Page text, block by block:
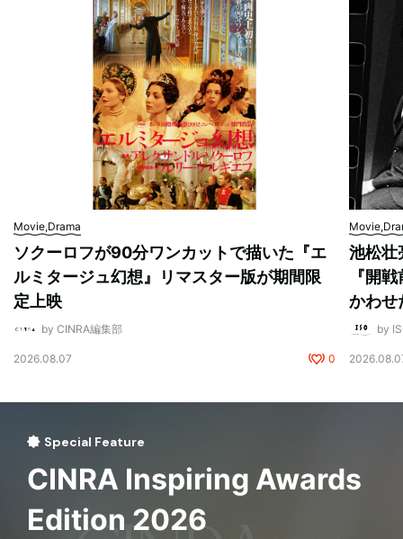
Movie,Drama
ソクーロフが90分ワンカットで描いた『エ
ルミタージュ幻想』リマスター版が期間限
定上映
by CINRA編集部
2026.08.07 0
池松壮
『開
かわせ
by
Special Feature
CINRA Inspiring Awards
Edition 2026